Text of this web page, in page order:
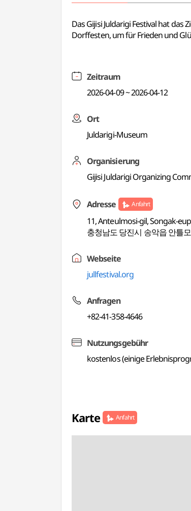
Das Gijisi Juldarigi Festival hat das
Dorffesten, um für Frieden und
Zeitraum
2026-04-09 ~ 2026-04-12
Ort
Juldarigi-Museum
Organisierung
Gijisi Juldarigi Organizing
Adresse Anfahrt
11, Anteulmosi-gil, Songak-
충청남도 당진시 송악읍 안틀
Webseite
jullfestival.org
Anfragen
+82-41-358-4646
Nutzungsgebühr
kostenlos (einige
Karte Anfahrt